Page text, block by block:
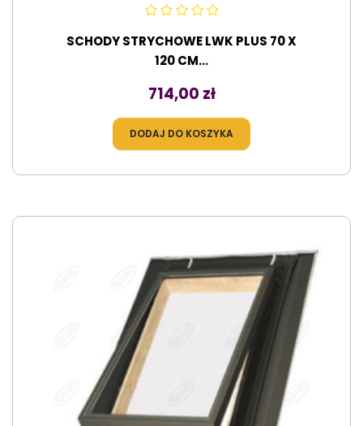
SCHODY STRYCHOWE LWK PLUS 70 X
120 CM...
Cena
714,00 zł
DODAJ DO KOSZYKA